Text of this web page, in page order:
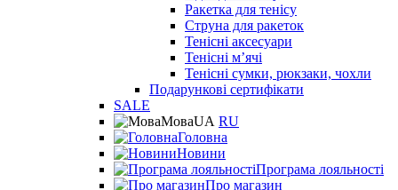
Ракетка для тенісу
Струна для ракеток
Тенісні аксесуари
Тенісні мʼячі
Тенісні сумки, рюкзаки, чохли
Подарункові сертифікати
SALE
МоваUA RU
Головна
Новини
Програма лояльності
Про магазин